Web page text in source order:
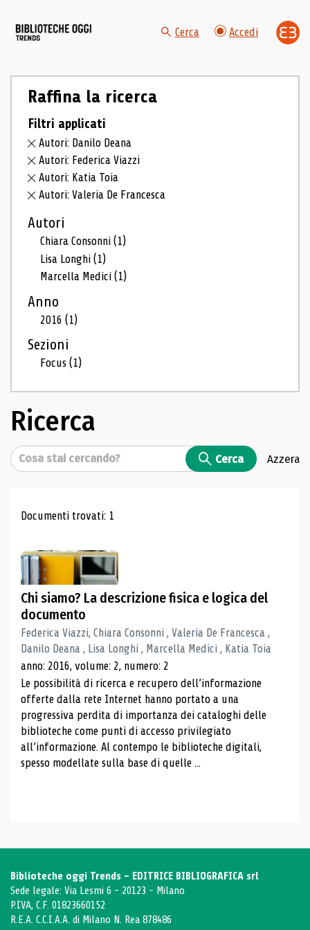
Cerca Accedi
Raffina la ricerca
Filtri applicati
Autori: Danilo Deana
Autori: Federica Viazzi
Autori: Katia Toia
Autori: Valeria De Francesca
Autori
Chiara Consonni(1)
Lisa Longhi(1)
Marcella Medici(1)
Anno
2016(1)
Sezioni
Focus(1)
Ricerca
Cerca Cerca Azzera
Risultati di ricerca
Documenti trovati: 1
Chi siamo? La descrizione fisica e logica del
documento
Federica Viazzi, Chiara Consonni , Valeria De Francesca ,
Danilo Deana , Lisa Longhi , Marcella Medici , Katia Toia
anno: 2016, volume: 2, numero: 2
Le possibilità di ricerca e recupero dell’informazione
offerte dalla rete Internet hanno portato a una
progressiva perdita di importanza dei cataloghi delle
biblioteche come punti di accesso privilegiato
all’informazione. Al contempo le biblioteche digitali,
spesso modellate sulla base di quelle ...
Biblioteche oggi Trends - EDITRICE BIBLIOGRAFICA srl
Sede legale: Via Lesmi 6 - 20123 - Milano
P.IVA, C.F. 01823660152
R.E.A. C.C.I.A.A. di Milano N. Rea 878486